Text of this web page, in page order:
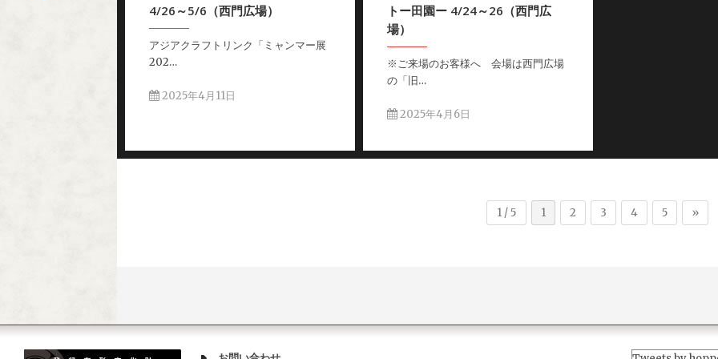
4/26～5/6（西門広場）
アジアクラフトリンク「ミャンマー展
202…
2025年4月11日
トー田園ー 4/24～26（西門広
場）
※ご来場のお客様へ 会場は西門広場
の「旧…
2025年4月6日
1 / 5 1 2 3 4 5 »